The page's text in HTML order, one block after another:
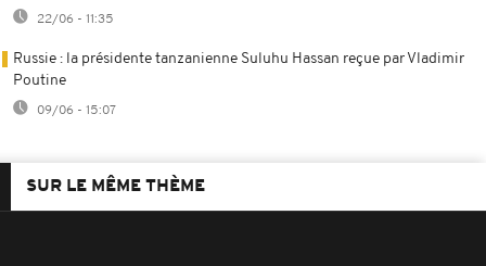
22/06 - 11:35
Russie : la présidente tanzanienne Suluhu Hassan reçue par Vladimir
Poutine
09/06 - 15:07
SUR LE MÊME THÈME